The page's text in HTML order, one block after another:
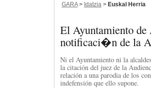
GARA> Idatzia > Euskal Herria
El Ayuntamiento de
notificaci�n de la
Ni el Ayuntamiento ni la
la citación del juez de la
relación a una parodia de los
indefensión que ello supone.